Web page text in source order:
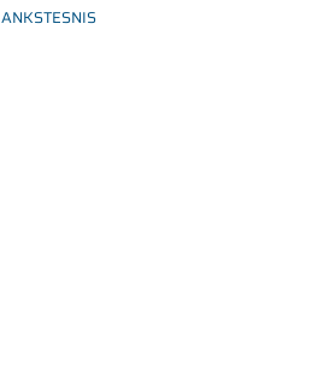
ANKSTESNIS